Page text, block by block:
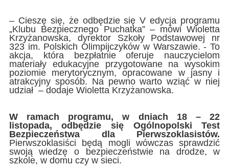
– Cieszę się, że odbędzie się V edycja programu
„Klubu Bezpiecznego Puchatka” – mówi Wioletta
Krzyżanowska, dyrektor Szkoły Podstawowej nr
323 im. Polskich Olimpijczyków w Warszawie. - To
akcja, która bezpłatnie oferuje nauczycielom
materiały edukacyjne przygotowane na wysokim
poziomie merytorycznym, opracowane w jasny i
atrakcyjny sposób. Na pewno warto wziąć w niej
udział – dodaje Wioletta Krzyżanowska.
W ramach programu, w dniach 18 – 22
listopada, odbędzie się Ogólnopolski Test
Bezpieczeństwa dla Pierwszoklasistów.
Pierwszoklasiści będą mogli wówczas sprawdzić
swoją wiedzę o bezpieczeństwie na drodze, w
szkole, w domu czy w sieci.